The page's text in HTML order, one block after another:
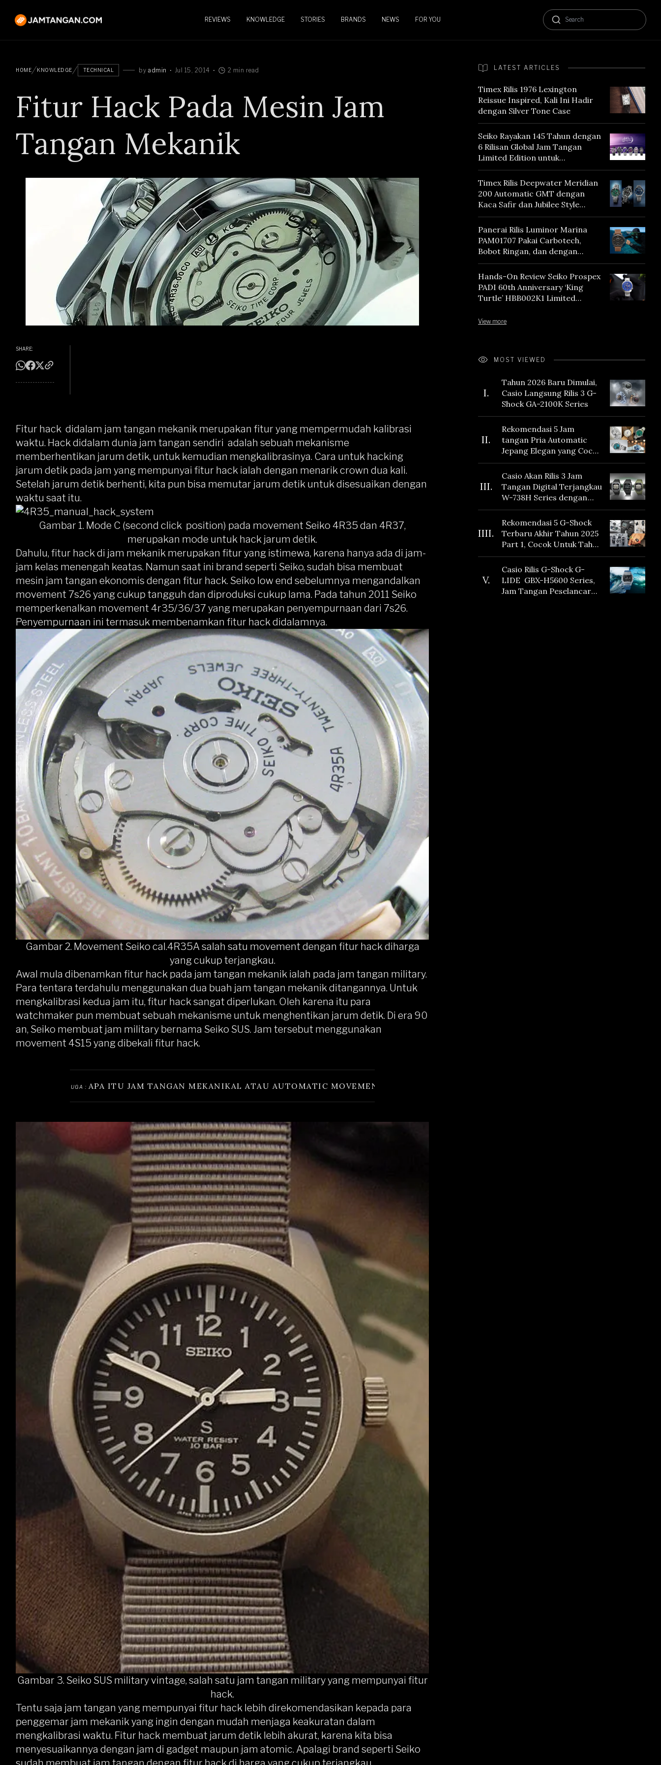
REVIEWS KNOWLEDGE STORIES BRANDS NEWS FOR YOU
HOME KNOWLEDGE TECHNICAL by admin Jul 15, 2014 2 min read
Fitur Hack Pada Mesin Jam
Tangan Mekanik
SHARE:
Fitur hack didalam jam tangan mekanik merupakan fitur yang mempermudah kalibrasi
waktu. Hack didalam dunia jam tangan sendiri adalah sebuah mekanisme
memberhentikan jarum detik, untuk kemudian mengkalibrasinya. Cara untuk hacking
jarum detik pada jam yang mempunyai fitur hack ialah dengan menarik crown dua kali.
Setelah jarum detik berhenti, kita pun bisa memutar jarum detik untuk disesuaikan dengan
waktu saat itu.
Gambar 1. Mode C (second click position) pada movement Seiko 4R35 dan 4R37,
merupakan mode untuk hack jarum detik.
Dahulu, fitur hack di jam mekanik merupakan fitur yang istimewa, karena hanya ada di jam-
jam kelas menengah keatas. Namun saat ini brand seperti Seiko, sudah bisa membuat
mesin jam tangan ekonomis dengan fitur hack. Seiko low end sebelumnya mengandalkan
movement 7s26 yang cukup tangguh dan diproduksi cukup lama. Pada tahun 2011 Seiko
memperkenalkan movement 4r35/36/37 yang merupakan penyempurnaan dari 7s26.
Penyempurnaan ini termasuk membenamkan fitur hack didalamnya.
Gambar 2. Movement Seiko cal.4R35A salah satu movement dengan fitur hack diharga
yang cukup terjangkau.
Awal mula dibenamkan fitur hack pada jam tangan mekanik ialah pada jam tangan military.
Para tentara terdahulu menggunakan dua buah jam tangan mekanik ditangannya. Untuk
mengkalibrasi kedua jam itu, fitur hack sangat diperlukan. Oleh karena itu para
watchmaker pun membuat sebuah mekanisme untuk menghentikan jarum detik. Di era 90
an, Seiko membuat jam military bernama Seiko SUS. Jam tersebut menggunakan
movement 4S15 yang dibekali fitur hack.
BACA JUGA : APA ITU JAM TANGAN MEKANIKAL ATAU AUTOMATIC MOVEMENT?
Gambar 3. Seiko SUS military vintage, salah satu jam tangan military yang mempunyai fitur
hack.
Tentu saja jam tangan yang mempunyai fitur hack lebih direkomendasikan kepada para
penggemar jam mekanik yang ingin dengan mudah menjaga keakuratan dalam
mengkalibrasi waktu. Fitur hack membuat jarum detik lebih akurat, karena kita bisa
menyesuaikannya dengan jam di gadget maupun jam atomic. Apalagi brand seperti Seiko
LATEST ARTICLES
Timex Rilis 1976 Lexington
Reissue Inspired, Kali Ini Hadir
dengan Silver Tone Case
Seiko Rayakan 145 Tahun dengan
6 Rilisan Global Jam Tangan
Limited Edition untuk
Menghormati Edo Purple,
Warna yang Mencerminkan
Warisan Tokyo
Timex Rilis Deepwater Meridian
200 Automatic GMT dengan
Kaca Safir dan Jubilee Style
Bracelet
Panerai Rilis Luminor Marina
PAM01707 Pakai Carbotech,
Bobot Ringan, dan dengan
Vintage Vibes
Hands-On Review Seiko Prospex
PADI 60th Anniversary ‘King
Turtle’ HBB002K1 Limited
View more
MOST VIEWED
I.
Tahun 2026 Baru Dimulai,
Casio Langsung Rilis 3 G-
Shock GA-2100K Series
II.
Rekomendasi 5 Jam
tangan Pria Automatic
Jepang Elegan yang Cocok
Dikoleksi di 2026
III.
Casio Akan Rilis 3 Jam
Tangan Digital Terjangkau
W-738H Series dengan
Masa Baterai 10 Tahun
dan Fitur Vibration
IIII.
Rekomendasi 5 G-Shock
Terbaru Akhir Tahun 2025
Part 1, Cocok Untuk Tahun
Baru!
V.
Casio Rilis G-Shock G-
LIDE GBX-H5600 Series,
Jam Tangan Peselancar